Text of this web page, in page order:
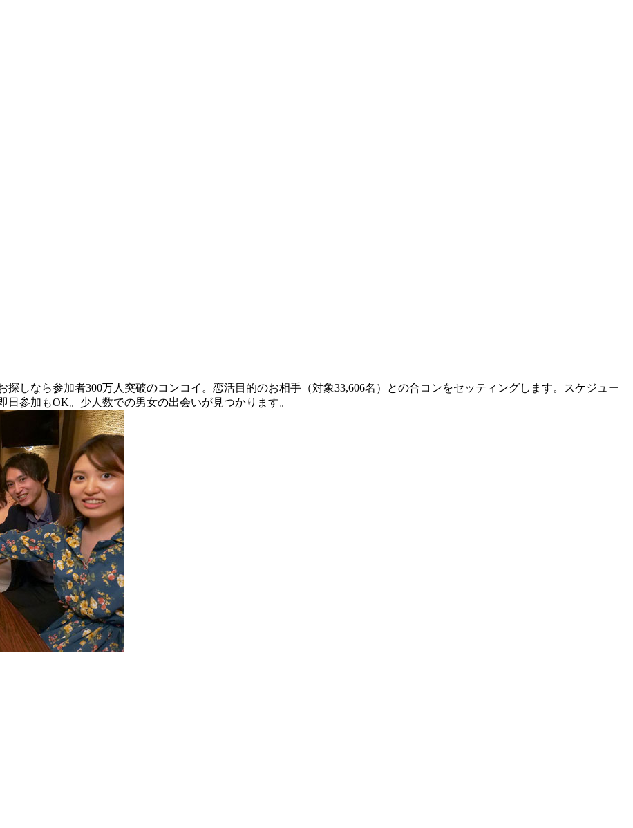
しなら参加者300万人突破のコンコイ。恋活目的のお相手（対象33,606名）との合コンをセッティングします。スケジュー
参加もOK。少人数での男女の出会いが見つかります。